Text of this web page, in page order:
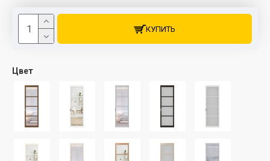
Цвет
КУПИТЬ